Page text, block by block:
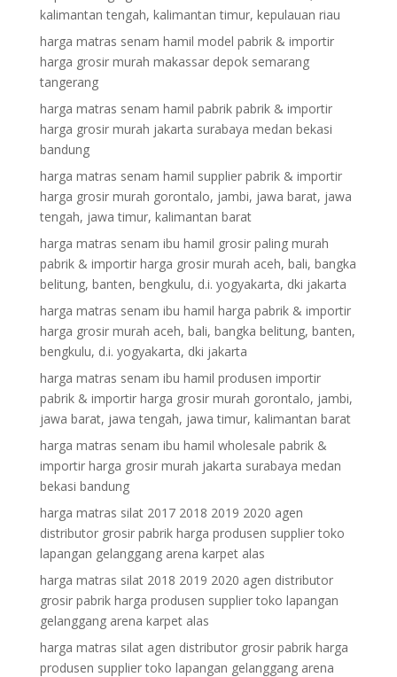
kalimantan tengah, kalimantan timur, kepulauan riau
harga matras senam hamil model pabrik & importir
harga grosir murah makassar depok semarang
tangerang
harga matras senam hamil pabrik pabrik & importir
harga grosir murah jakarta surabaya medan bekasi
bandung
harga matras senam hamil supplier pabrik & importir
harga grosir murah gorontalo, jambi, jawa barat, jawa
tengah, jawa timur, kalimantan barat
harga matras senam ibu hamil grosir paling murah
pabrik & importir harga grosir murah aceh, bali, bangka
belitung, banten, bengkulu, d.i. yogyakarta, dki jakarta
harga matras senam ibu hamil harga pabrik & importir
harga grosir murah aceh, bali, bangka belitung, banten,
bengkulu, d.i. yogyakarta, dki jakarta
harga matras senam ibu hamil produsen importir
pabrik & importir harga grosir murah gorontalo, jambi,
jawa barat, jawa tengah, jawa timur, kalimantan barat
harga matras senam ibu hamil wholesale pabrik &
importir harga grosir murah jakarta surabaya medan
bekasi bandung
harga matras silat 2017 2018 2019 2020 agen
distributor grosir pabrik harga produsen supplier toko
lapangan gelanggang arena karpet alas
harga matras silat 2018 2019 2020 agen distributor
grosir pabrik harga produsen supplier toko lapangan
gelanggang arena karpet alas
harga matras silat agen distributor grosir pabrik harga
produsen supplier toko lapangan gelanggang arena